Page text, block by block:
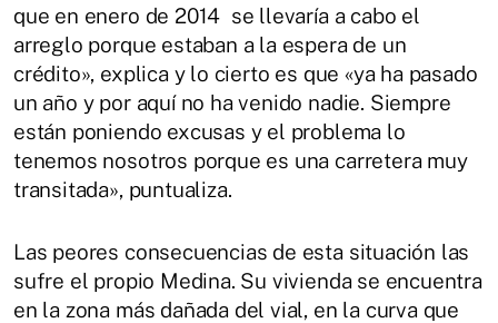
que en enero de 2014 se llevaría a cabo el
arreglo porque estaban a la espera de un
crédito», explica y lo cierto es que «ya ha pasado
un año y por aquí no ha venido nadie. Siempre
están poniendo excusas y el problema lo
tenemos nosotros porque es una carretera muy
transitada», puntualiza.
Las peores consecuencias de esta situación las
sufre el propio Medina. Su vivienda se encuentra
en la zona más dañada del vial, en la curva que